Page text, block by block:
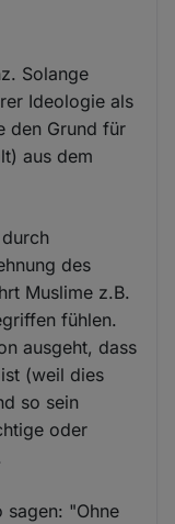
Solange
Ideologie als
den Grund für
aus dem
des
Muslime z.B.
fühlen.
ausgeht, dass
(weil dies
so sein
oder
sagen: "Ohne